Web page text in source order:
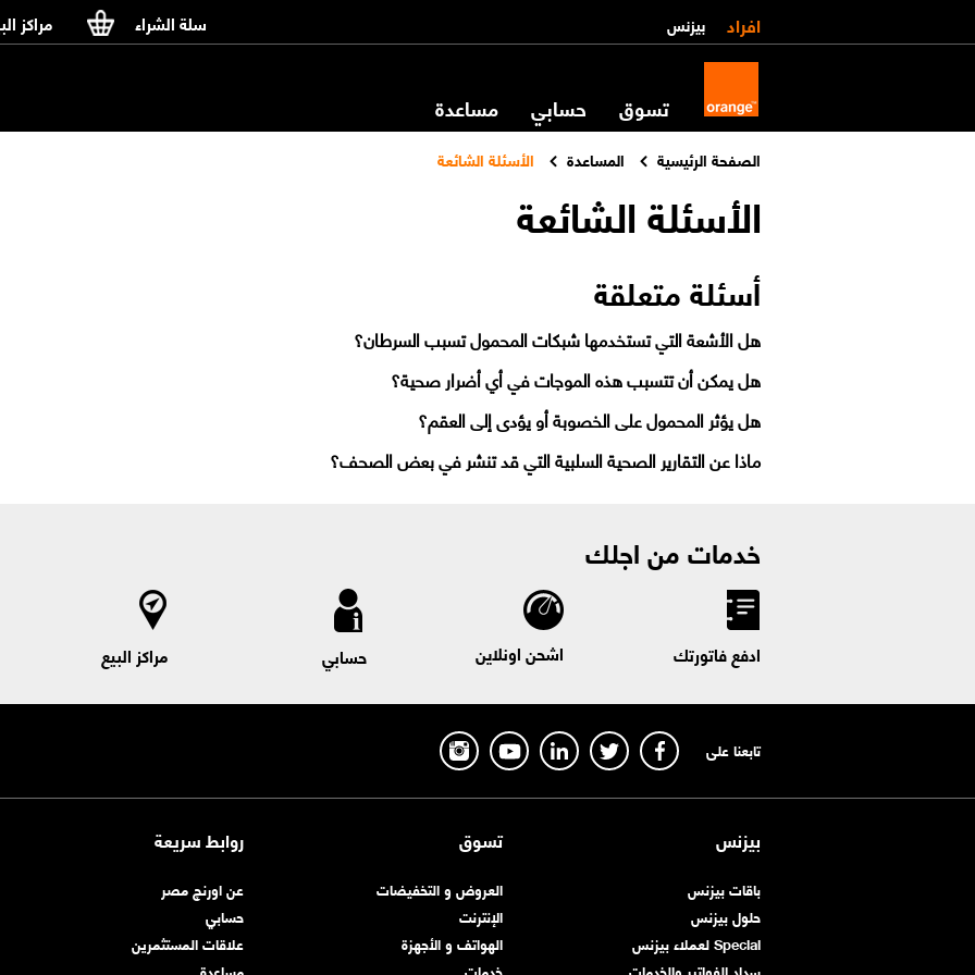
افراد بيزنس سلة الشراء مراكز
تسوق حسابي مساعدة
الصفحة الرئيسية المساعدة الأسئلة الشائعة
الأسئلة الشائعة
أسئلة متعلقة
هل الأشعة التي تستخدمها شبكات المحمول تسبب السرطان؟
هل يمكن أن تتسبب هذه الموجات في أي أضرار صحية؟
هل يؤثر المحمول على الخصوبة أو يؤدى إلى العقم؟
ماذا عن التقارير الصحية السلبية التي قد تنشر في بعض الصحف؟
خدمات من اجلك
ادفع فاتورتك اشحن اونلاين حسابي مراكز البيع
تابعنا على
بيزنس
باقات بيزنس
حلول بيزنس
Special لعملاء بيزنس
تسوق
العروض و التخفيضات
الإنترنت
الهواتف و الأجهزة
روابط سريعة
عن اورنچ مصر
حسابي
علاقات المستثمرين